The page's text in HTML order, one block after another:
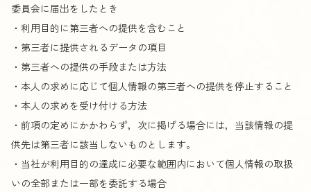
委員会に届出をしたとき
・利用目的に第三者への提供を含むこと
・第三者に提供されるデータの項目
・第三者への提供の手段または方法
・本人の求めに応じて個人情報の第三者への提供を停止すること
・本人の求めを受け付ける方法
・前項の定めにかかわらず，次に掲げる場合には，当該情報の提
供先は第三者に該当しないものとします。
・当社が利用目的の達成に必要な範囲内において個人情報の取扱
いの全部または一部を委託する場合